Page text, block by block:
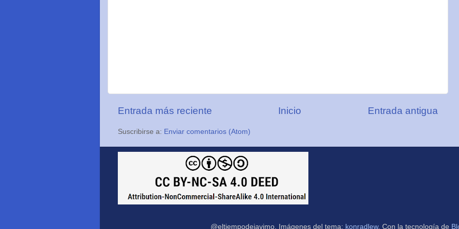
Entrada más reciente Entrada antigua
Inicio
Suscribirse a: Enviar comentarios (Atom)
@eltiempodejavimo. Imágenes del tema: konradlew. Con la tecnología de